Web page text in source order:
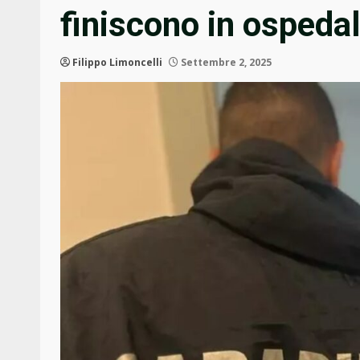
finiscono in
Filippo Limoncelli Settembre 2, 2025